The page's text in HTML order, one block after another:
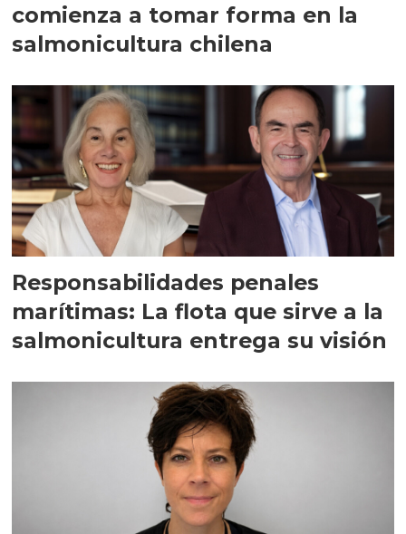
comienza a tomar forma en la
salmonicultura chilena
Responsabilidades penales
marítimas: La flota que sirve a la
salmonicultura entrega su visión